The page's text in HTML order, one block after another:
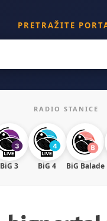
PRETRAŽITE
RADIO STANICE
BiG 3 BiG 4 BiG Balade